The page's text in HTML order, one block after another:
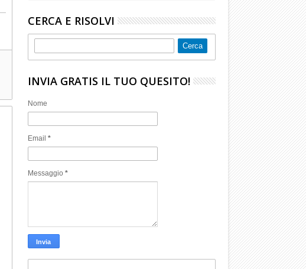
CERCA E RISOLVI
INVIA GRATIS IL TUO QUESITO!
Nome
Email *
Messaggio *